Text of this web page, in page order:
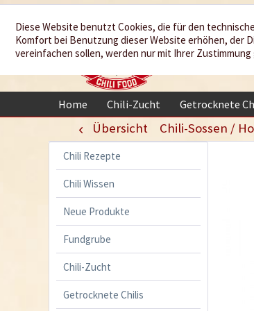
Wir
Ihr
Home Chili-Zucht Getrocknete
Übersicht Chili-Sossen /
Chili Rezepte
Chili Wissen
Neue Produkte
Fundgrube
Chili-Zucht
Getrocknete Chilis
Diese Website benutzt Cookies, die für den
Komfort bei Benutzung dieser Website erhöhen, der
vereinfachen sollen, werden nur mit Ihrer